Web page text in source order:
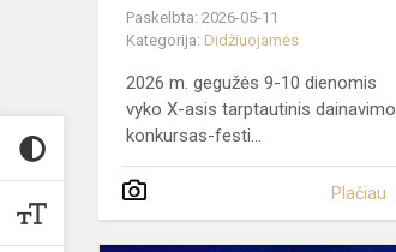
Paskelbta: 2026-05-11
Kategorija: Didžiuojamės
2026 m. gegužės 9-10 dienomis
vyko X-asis tarptautinis dainavimo
konkursas-festi...
Plačiau